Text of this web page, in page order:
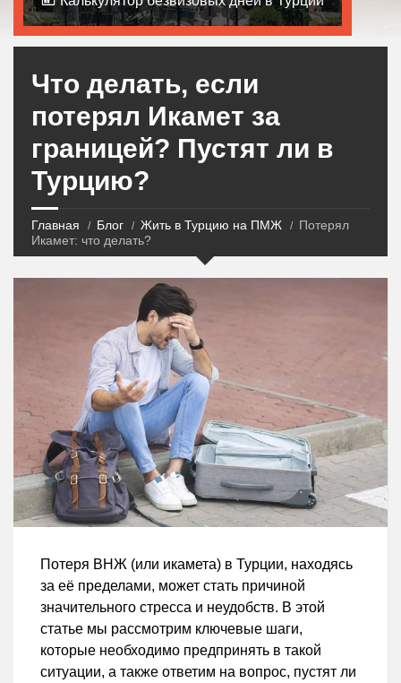
Что делать, если
потерял Икамет за
границей? Пустят ли в
Турцию?
Главная Блог Жить в Турцию на ПМЖ
Потерял
Икамет: что делать?
Потеря ВНЖ (или икамета) в Турции, находясь
за её пределами, может стать причиной
значительного стресса и неудобств. В этой
статье мы рассмотрим ключевые шаги,
которые необходимо предпринять в такой
ситуации, а также ответим на вопрос, пустят ли